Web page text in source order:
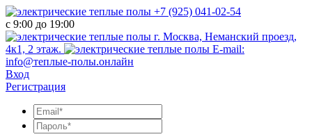
+7 (925) 041-02-54
с 9:00 до 19:00
г. Москва, Неманский проезд,
4к1, 2 этаж.
E-mail:
info@теплые-полы.онлайн
Вход
Регистрация